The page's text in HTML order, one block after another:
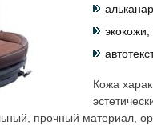
экокожи;
Кожа
прочный материал,